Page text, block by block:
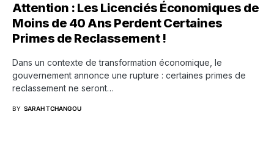
Attention : Les Licenciés Économiques de
Moins de 40 Ans Perdent Certaines
Primes de Reclassement !
Dans un contexte de transformation économique, le
gouvernement annonce une rupture : certaines primes de
reclassement ne seront…
BY SARAH TCHANGOU